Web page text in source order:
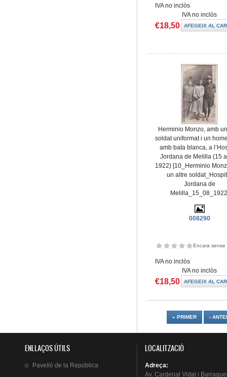
IVA no inclòs
IVA no inclòs
€18,50
Herminio Monzo, amb
soldat uniformat i un
amb bata blanca, a
Jordana de Melilla (15
1922) [10_Herminio
un altre
Jordana de
008290
Encara sense
IVA no inclòs
IVA no inclòs
€18,50
« PRIMER ‹
ENLLAÇOS ÚTILS
Pavelló de la República
LOCALITZACIÓ
Adreça:
Av. Cardenal Vidal i